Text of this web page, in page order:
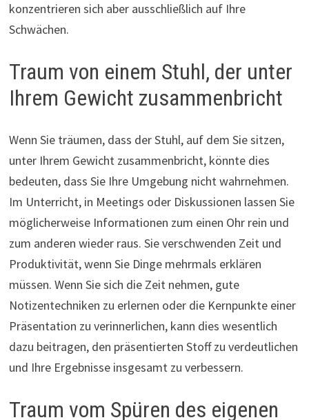
konzentrieren sich aber ausschließlich auf Ihre
Schwächen.
Traum von einem Stuhl, der unter
Ihrem Gewicht zusammenbricht
Wenn Sie träumen, dass der Stuhl, auf dem Sie sitzen,
unter Ihrem Gewicht zusammenbricht, könnte dies
bedeuten, dass Sie Ihre Umgebung nicht wahrnehmen.
Im Unterricht, in Meetings oder Diskussionen lassen Sie
möglicherweise Informationen zum einen Ohr rein und
zum anderen wieder raus. Sie verschwenden Zeit und
Produktivität, wenn Sie Dinge mehrmals erklären
müssen. Wenn Sie sich die Zeit nehmen, gute
Notizentechniken zu erlernen oder die Kernpunkte einer
Präsentation zu verinnerlichen, kann dies wesentlich
dazu beitragen, den präsentierten Stoff zu verdeutlichen
und Ihre Ergebnisse insgesamt zu verbessern.
Traum vom Spüren des eigenen